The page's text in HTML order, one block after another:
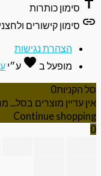
סימון כותרות
סימון קישורים ולחצנים
הצהרת נגישות
מופעל בfavoriteאהבה
ע״י
הקניות0
עדיין מוצרים בסל...
Continue